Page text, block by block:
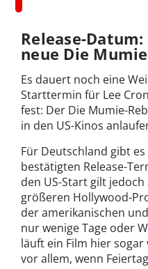
Release-
neue Die
Es dauert noch eine
Starttermin für Lee
fest: Der Die Mumie-
in den US-Kinos
Für Deutschland gibt
bestätigten Release-
den US-Start gilt
größeren Hollywood-
der amerikanischen
nur wenige Tage oder
läuft ein Film hier
vor allem, wenn